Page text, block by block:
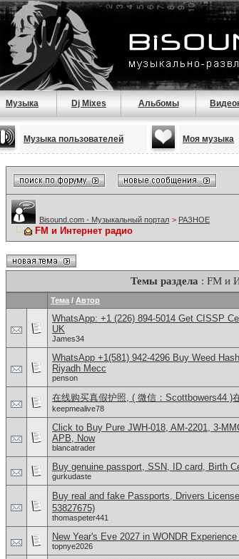
Музыка Dj Mixes Альбомы
Музыка пользователей Моя музыка
Bisound.com - Музыкальный портал > РАЗНОЕ
FM и Интернет радио
Темы раздела : FM и
Тема / Автор
WhatsApp: +1 (226) 894-5014​ Get CISSP
UK
James34
WhatsApp +1(581) 942-4296 Buy Weed
Riyadh Mecc
penson
在线购买真假护照, ( 微信：Scottbowers44 )
keepmealive78
Click to Buy Pure JWH-018, AM-2201, 3-
APB, Now
blancatrader
Buy genuine passport, SSN, ID card, Birth
gurkudaste
Buy real and fake Passports, Drivers
53827675)
thomaspeter441
New Year's Eve 2027 in WONDR
topnye2026